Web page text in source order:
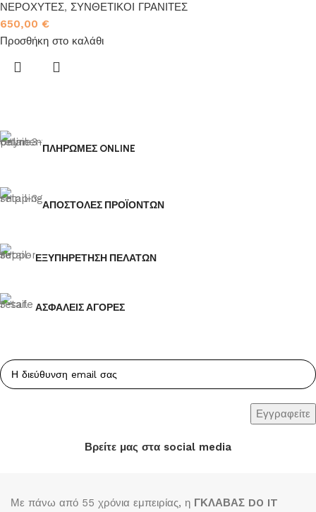
ΝΕΡΟΧΥΤΕΣ, ΣΥΝΘΕΤΙΚΟΙ ΓΡΑΝΙΤΕΣ
650,00 €
Προσθήκη στο καλάθι
ΠΛΗΡΩΜΕΣ ONLINE
ΑΠΟΣΤΟΛΕΣ ΠΡΟΪΟΝΤΩΝ
ΕΞΥΠΗΡΕΤΗΣΗ ΠΕΛΑΤΩΝ
ΑΣΦΑΛΕΙΣ ΑΓΟΡΕΣ
Βρείτε μας στα social media
Με πάνω από 55 χρόνια εμπειρίας, η ΓΚΛΑΒΑΣ DO IT